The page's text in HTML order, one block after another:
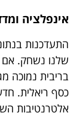
אינפלציה
התעדכנות
שלנו נשחק. אם
בריבית נמוכה
כסף ריאלית.
אלטרנטיבות